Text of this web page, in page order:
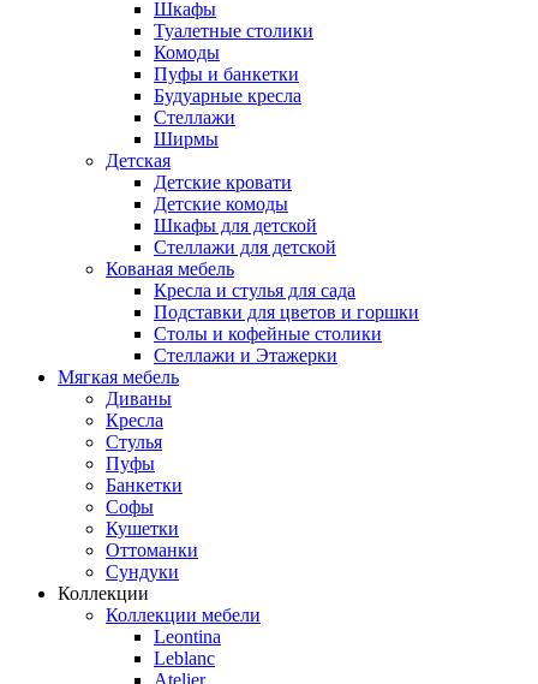
Шкафы
Туалетные столики
Комоды
Пуфы и банкетки
Будуарные кресла
Стеллажи
Ширмы
Детская
Детские кровати
Детские комоды
Шкафы для детской
Стеллажи для детской
Кованая мебель
Кресла и стулья для сада
Подставки для цветов и горшки
Столы и кофейные столики
Стеллажи и Этажерки
Мягкая мебель
Диваны
Кресла
Стулья
Пуфы
Банкетки
Софы
Кушетки
Оттоманки
Сундуки
Коллекции
Коллекции мебели
Leontina
Leblanc
Аtelier